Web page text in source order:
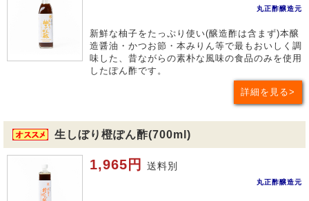
丸正酢醸造元
新鮮な柚子をたっぷり使い(醸造酢は含まず)本醸
造醤油・かつお節・本みりん等で最もおいしく調
味した、昔ながらの素朴な風味の食品のみを使用
したぽん酢です。
詳細を見る
生しぼり橙ぽん酢(700ml)
1,965円 送料別
丸正酢醸造元